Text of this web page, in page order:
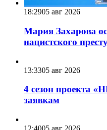
18:2905 авг 2026
Мария Захарова
нацистского
13:3305 авг 2026
4 сезон проекта
заявкам